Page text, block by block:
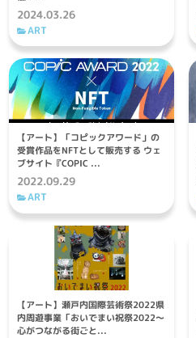
2024.03.26
ART
【アート】「コピックアワード」の
受賞作品をNFTとして販売する ウェ
ブサイト『COPIC ...
2022.09.29
ART
【アート】瀬戸内国際芸術祭2022県
内周遊事業「おいでまい祝祭2022～
心がつながる街ごと...